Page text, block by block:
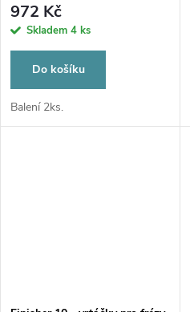
972 Kč
Skladem 4 ks
Do košíku
Balení 2ks.